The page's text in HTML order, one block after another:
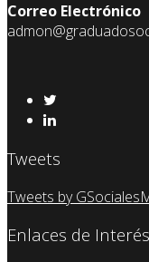
Correo Electrónico
Tweets
Tweets by
Enlaces de Interés